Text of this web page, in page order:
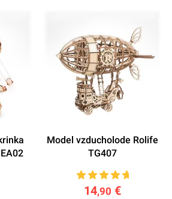
Model vzducholode Rolife
TG407
14,90 €